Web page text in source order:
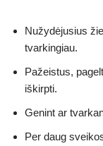
Nužydėjusius
tvarkingiau.
Pažeistus,
iškirpti.
Genint ar
Per daug